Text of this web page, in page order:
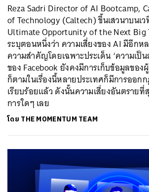
Reza Sadri Director of AI Bootcamp,
of Technology (Caltech) ขึ้นเสวนาบนเว
Ultimate Opportunity of the Next Big
ระบุตอนหนึ่งว่า ความเสี่ยงของ AI มีอีกห
ความสำคัญโดยเฉพาะประเด็น ‘ความเป็
ของ Facebook ยังคงมีการเก็บข้อมูลของ
ก็ตามในเรื่องนี้หลายประเทศก็มีการออก
เรียบร้อยแล้ว ดังนั้นความเสี่ยงอันตราย
การใดๆ เลย
โดย THE MOMENTUM TEAM